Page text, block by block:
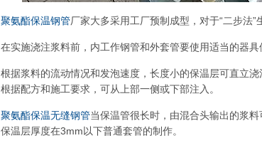
聚氨酯保温钢管厂家大多采用工厂预制成型，对于“二步法
在实施浇注浆料前，内工作钢管和外套管要使用适当的器
根据浆料的流动情况和发泡速度，长度小的保温层可直立
根据配方和施工要求，可从上部一侧或下部注入。
聚氨酯保温无缝钢管当保温管很长时，由混合头输出的浆
保温层厚度在3mm以下普通套管的制作。